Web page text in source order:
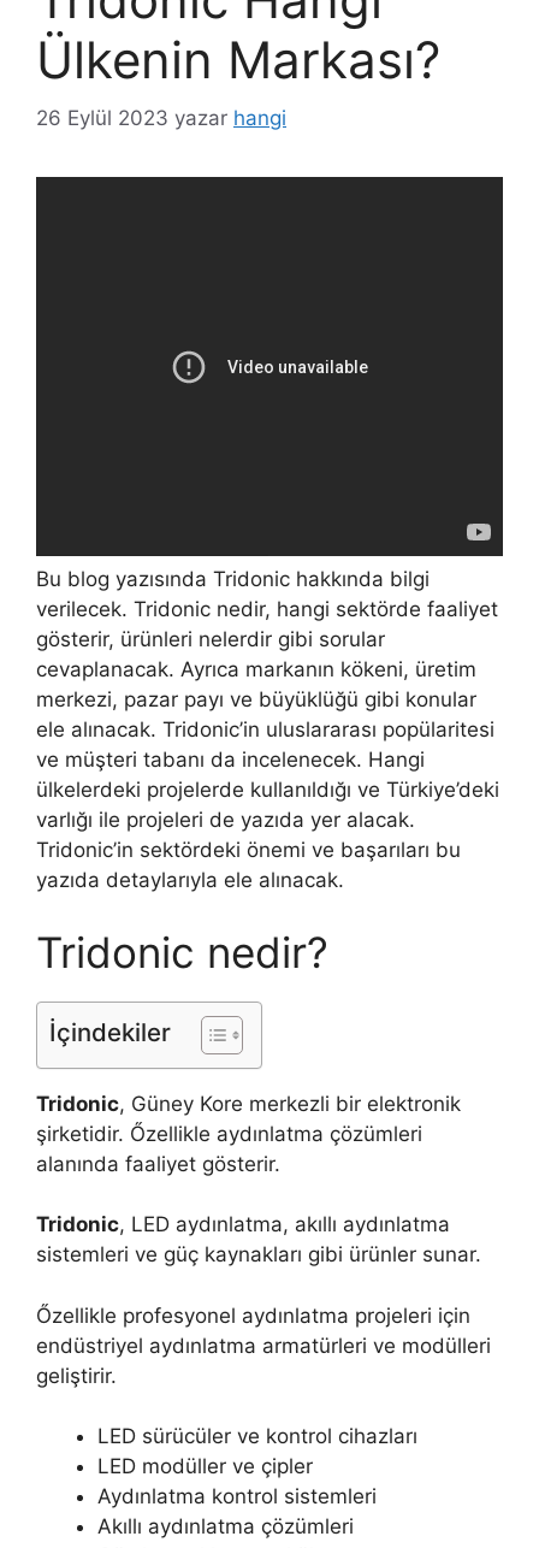
Ülkenin Markası?
26 Eylül 2023 yazar hangi
Bu blog yazısında Tridonic hakkında bilgi
verilecek. Tridonic nedir, hangi sektörde faaliyet
gösterir, ürünleri nelerdir gibi sorular
cevaplanacak. Ayrıca markanın kökeni, üretim
merkezi, pazar payı ve büyüklüğü gibi konular
ele alınacak. Tridonic’in uluslararası popülaritesi
ve müşteri tabanı da incelenecek. Hangi
ülkelerdeki projelerde kullanıldığı ve Türkiye’deki
varlığı ile projeleri de yazıda yer alacak.
Tridonic’in sektördeki önemi ve başarıları bu
yazıda detaylarıyla ele alınacak.
Tridonic nedir?
İçindekiler
Tridonic, Güney Kore merkezli bir elektronik
şirketidir. Őzellikle aydınlatma çözümleri
alanında faaliyet gösterir.
Tridonic, LED aydınlatma, akıllı aydınlatma
sistemleri ve güç kaynakları gibi ürünler sunar.
Őzellikle profesyonel aydınlatma projeleri için
endüstriyel aydınlatma armatürleri ve modülleri
geliştirir.
LED sürücüler ve kontrol cihazları
LED modüller ve çipler
Aydınlatma kontrol sistemleri
Akıllı aydınlatma çözümleri